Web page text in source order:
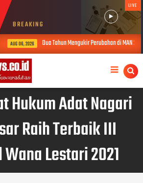
BREAKING
LIVE
AUG 06, 2026 Dua Tahun Mengukir Perubahan di MAN 2 Solok,
Hukum Adat Nagari
Raih Terbaik III
Lestari 2021